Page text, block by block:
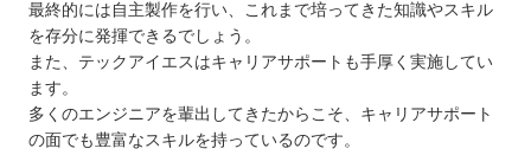
を探したい⭐️
北海道 / 東北
中部
最終的には自主製作を行い、これまで培ってきた知識やスキル
を存分に発揮できるでしょう。
また、テックアイエスはキャリアサポートも手厚く実施してい
ます。
多くのエンジニアを輩出してきたからこそ、キャリアサポート
の面でも豊富なスキルを持っているのです。